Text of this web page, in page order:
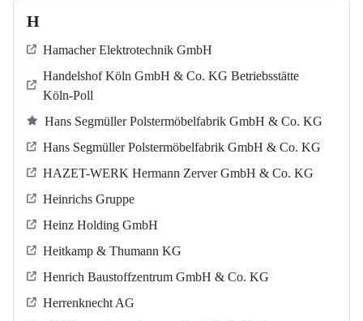
H
Hamacher Elektrotechnik GmbH
Handelshof Köln GmbH & Co. KG Betriebsstätte
Köln-Poll
Hans Segmüller Polstermöbelfabrik GmbH & Co. KG
Hans Segmüller Polstermöbelfabrik GmbH & Co. KG
HAZET-WERK Hermann Zerver GmbH & Co. KG
Heinrichs Gruppe
Heinz Holding GmbH
Heitkamp & Thumann KG
Henrich Baustoffzentrum GmbH & Co. KG
Herrenknecht AG